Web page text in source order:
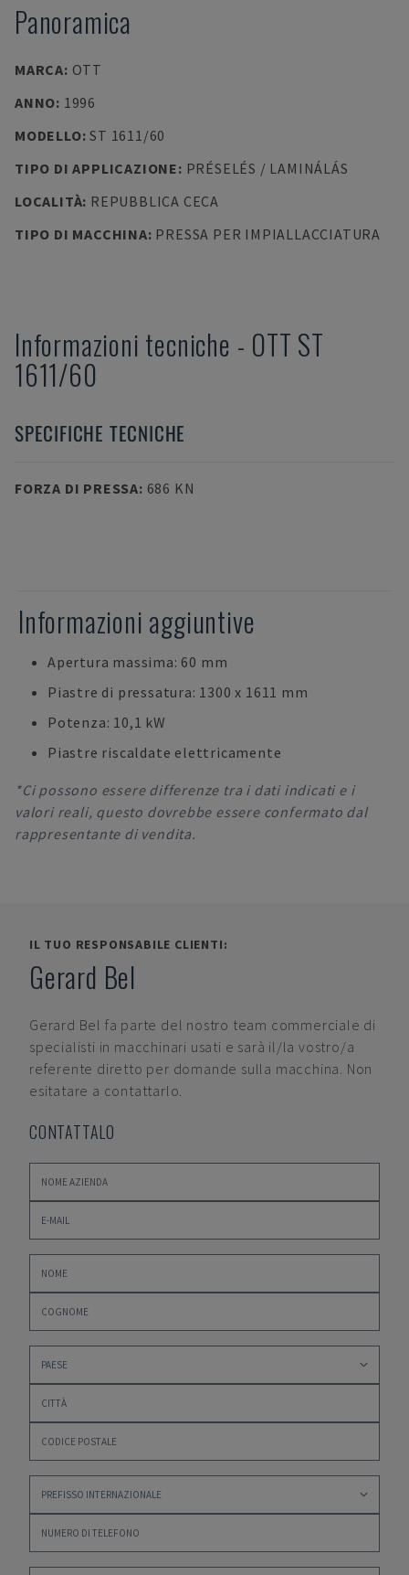
Panoramica
MARCA: OTT
ANNO: 1996
MODELLO:ST 1611/60
TIPO DI APPLICAZIONE: PRÉSELÉS / LAMINÁLÁS
LOCALITÀ: REPUBBLICA CECA
TIPO DI MACCHINA: PRESSA PER IMPIALLACCIATURA
Informazioni tecniche - OTT ST
1611/60
SPECIFICHE TECNICHE
FORZA DI PRESSA: 686 KN
Informazioni aggiuntive
Apertura massima: 60 mm
Piastre di pressatura: 1300 x 1611 mm
Potenza: 10,1 kW
Piastre riscaldate elettricamente
*Ci possono essere differenze tra i dati indicati e i
valori reali, questo dovrebbe essere confermato dal
rappresentante di vendita.
IL TUO RESPONSABILE CLIENTI:
Gerard Bel
Gerard Bel fa parte del nostro team commerciale di
specialisti in macchinari usati e sarà il/la vostro/a
referente diretto per domande sulla macchina. Non
esitatare a contattarlo.
CONTATTALO